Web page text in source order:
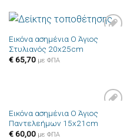
Πρόσθήκη
Εικόνα ασημένια Ο Άγιος
Στυλιανός 20x25cm
€65,70 με ΦΠΑ
Πρόσθήκη
στην λίστα
Εικόνα ασημένια Ο Άγιος
Παντελεήμων 15x21cm
€60,00 με ΦΠΑ